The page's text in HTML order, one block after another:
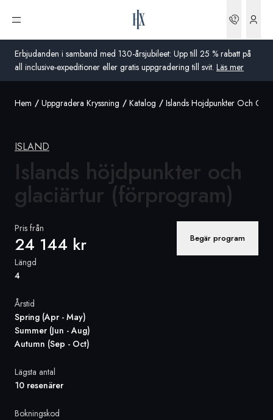
Erbjudanden i samband med 130-årsjubileet: Upp till 25 % rabatt på
all inclusive-expeditioner eller gratis uppgradering till svit. Läs mer
Öppna meny
Sverige
Storbritannien
USA
Schweiz
Danmark
Global
Hem Uppgradera Kryssning Katalog Islands Hojdpunkter Och
ISLAND
Islands höjdpunkter och
glaciärtur (förprogram)
Pris från
24 144 kr Begär program
Längd
4
Årstid
Spring (Apr - May)
Summer (Jun - Aug)
Autumn (Sep - Oct)
Lägsta antal
10 resenärer
Bokningskod